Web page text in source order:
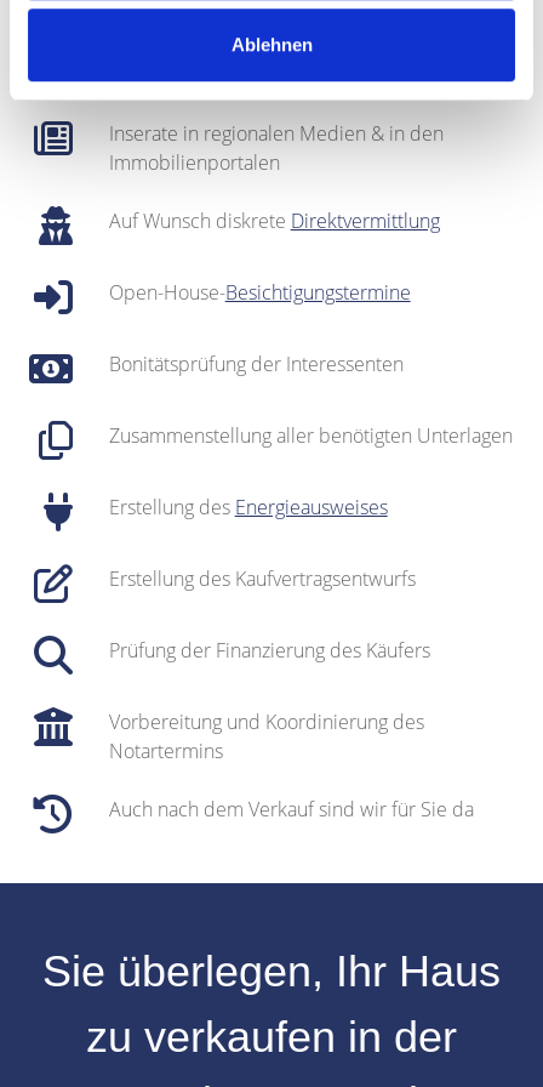
Ablehnen
Regionales Netzwerk inklusive sehr gut
gepflegterInteressentenkartei
Inserate in regionalen Medien & in den
Immobilienportalen
Auf Wunsch diskrete Direktvermittlung
Open-House-Besichtigungstermine
Bonitätsprüfung der Interessenten
Zusammenstellung aller benötigten Unterlagen
Erstellung des Energieausweises
Erstellung des Kaufvertragsentwurfs
Prüfung der Finanzierung des Käufers
Vorbereitung und Koordinierung des
Notartermins
Auch nach dem Verkauf sind wir für Sie da
Sie überlegen, Ihr Haus
zu verkaufen in der